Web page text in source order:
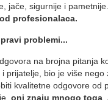
jače, sigurnije i
profesionalaca.
problemi...
na brojna pitanja
prijatelje, bio je više nego
kvalitetne odgovore od
oni znaju mnogo toga